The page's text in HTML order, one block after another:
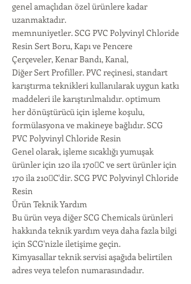
genel amaçlıdan özel ürünlere kadar
uzanmaktadır.
memnuniyetler. SCG PVC Polyvinyl Chloride
Resin Sert Boru, Kapı ve Pencere
Çerçeveler, Kenar Bandı, Kanal,
Diğer Sert Profiller. PVC reçinesi, standart
karıştırma teknikleri kullanılarak uygun katkı
maddeleri ile karıştırılmalıdır. optimum
her dönüştürücü için işleme koşulu,
formülasyona ve makineye bağlıdır. SCG
PVC Polyvinyl Chloride Resin
Genel olarak, işleme sıcaklığı yumuşak
ürünler için 120 ila 170C ve sert ürünler için
170 ila 210C'dir. SCG PVC Polyvinyl Chloride
Resin
Ürün Teknik Yardım
Bu ürün veya diğer SCG Chemicals ürünleri
hakkında teknik yardım veya daha fazla bilgi
için SCG'nizle iletişime geçin.
Kimyasallar teknik servisi aşağıda belirtilen
adres veya telefon numarasındadır.